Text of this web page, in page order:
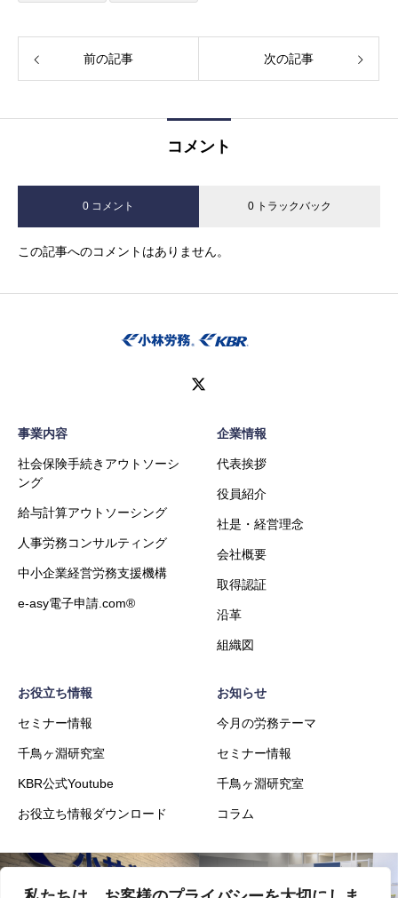
前の記事 次の記事
コメント
0 コメント 0 トラックバック
この記事へのコメントはありません。
事業内容
社会保険手続きアウトソーシ
ング
給与計算アウトソーシング
人事労務コンサルティング
中小企業経営労務支援機構
e-asy電子申請.com®
企業情報
代表挨拶
役員紹介
社是・経営理念
会社概要
取得認証
沿革
組織図
お役立ち情報
セミナー情報
千鳥ヶ淵研究室
KBR公式Youtube
お役立ち情報ダウンロード
お知らせ
今月の労務テーマ
セミナー情報
千鳥ヶ淵研究室
コラム